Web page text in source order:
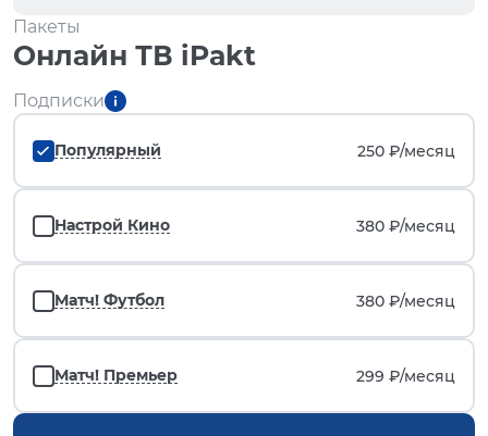
Пакеты
Онлайн ТВ iPakt
Подписки
Популярный 250 ₽/месяц
Настрой Кино 380 ₽/месяц
Матч! Футбол 380 ₽/месяц
Матч! Премьер 299 ₽/месяц